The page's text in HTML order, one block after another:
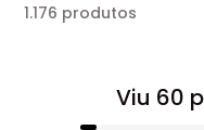
1.176 produtos
Viu 60